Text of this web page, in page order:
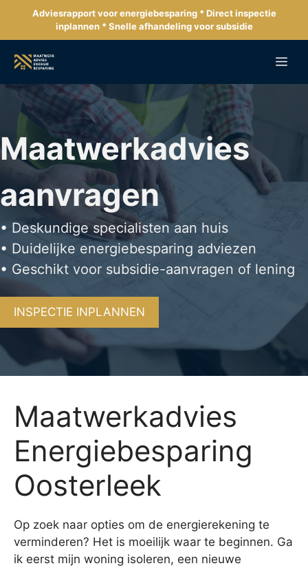
de
inhoud
Adviesrapport voor energiebesparing * Direct inspectie
inplannen * Snelle afhandeling voor subsidie
Maatwerkadvies
aanvragen
• Deskundige specialisten aan huis
• Duidelijke energiebesparing adviezen
• Geschikt voor subsidie-aanvragen of lening
INSPECTIE INPLANNEN
Maatwerkadvies
Energiebesparing
Oosterleek
Op zoek naar opties om de energierekening te
verminderen? Het is moeilijk waar te beginnen. Ga
ik eerst mijn woning isoleren, een nieuwe